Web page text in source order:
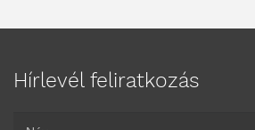
Hírlevél feliratkozás